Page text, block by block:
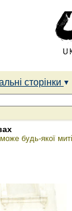
сторінки
будь-якої